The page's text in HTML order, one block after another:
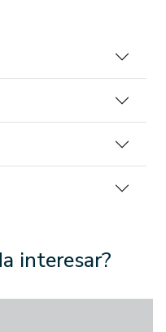
interesar?